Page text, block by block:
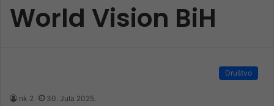
World Vision BiH
Društvo
nk 2 30. Jula 2025.